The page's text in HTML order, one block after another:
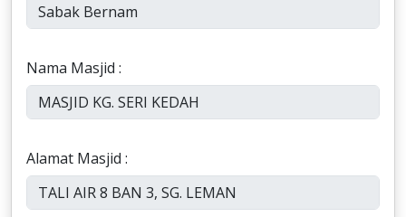
Nama Masjid :
Alamat Masjid :